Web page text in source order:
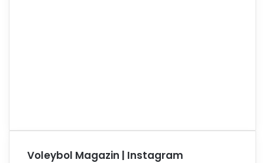
Voleybol Magazin | Instagram